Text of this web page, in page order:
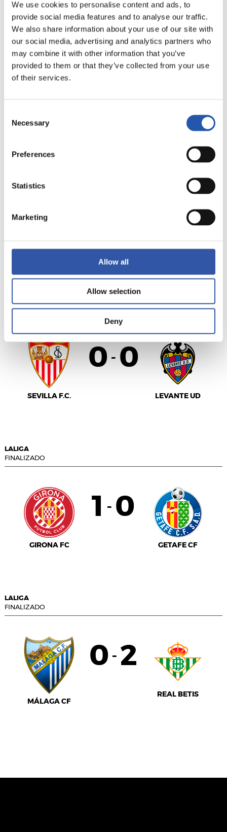
We use cookies to personalise content and ads, to
provide social media features and to analyse our traffic.
We also share information about your use of our site with
our social media, advertising and analytics partners who
may combine it with other information that you’ve
provided to them or that they’ve collected from your use
of their services.
Selection
Necessary
Preferences
Statistics
Marketing
Allow all
Allow selection
Deny
LALIGA
1-3
LALIGA
MÁLAGA C.F. REAL BETIS
FINALIZADO
SEVILLA F.C.
0 - 0
LEVANTE UD
LALIGA
FINALIZADO
GIRONA FC
1 - 0
GETAFE CF
LALIGA
FINALIZADO
MÁLAGA CF
0 - 2
REAL BETIS